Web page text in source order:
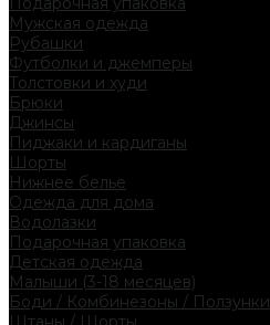
Мужская одежда
Рубашки
Футболки и джемперы
Толстовки и худи
Брюки
Джинсы
Пиджаки и кардиганы
Шорты
Нижнее белье
Одежда для дома
Водолазки
Подарочная упаковка
Детская одежда
Малыши (3-18 месяцев)
Боди / Комбинезоны / Ползунки